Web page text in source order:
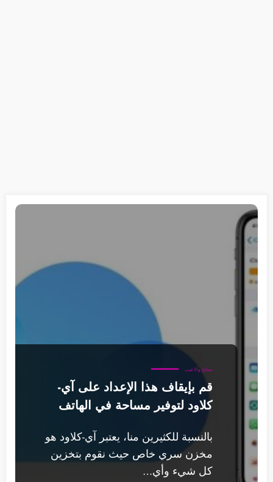
نصائح وألاعيب
قم بإيقاف هذا الإعداد على آي-
كلاود لتوفير مساحة في الهاتف
بالنسبة للكثيرين منا، يعتبر آي-كلاود هو
مخزن سري خاص حيث نقوم بتخزين
كل شيء وأي…